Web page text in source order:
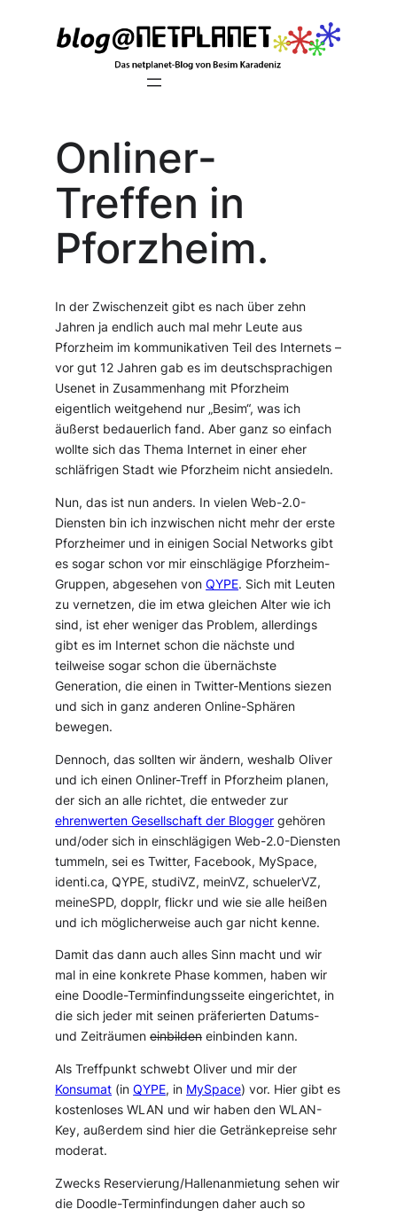
Onliner-
Treffen in
Pforzheim.
In der Zwischenzeit gibt es nach über zehn
Jahren ja endlich auch mal mehr Leute aus
Pforzheim im kommunikativen Teil des Internets –
vor gut 12 Jahren gab es im deutschsprachigen
Usenet in Zusammenhang mit Pforzheim
eigentlich weitgehend nur „Besim“, was ich
äußerst bedauerlich fand. Aber ganz so einfach
wollte sich das Thema Internet in einer eher
schläfrigen Stadt wie Pforzheim nicht ansiedeln.
Nun, das ist nun anders. In vielen Web-2.0-
Diensten bin ich inzwischen nicht mehr der erste
Pforzheimer und in einigen Social Networks gibt
es sogar schon vor mir einschlägige Pforzheim-
Gruppen, abgesehen vonQYPE. Sich mit Leuten
zu vernetzen, die im etwa gleichen Alter wie ich
sind, ist eher weniger das Problem, allerdings
gibt es im Internet schon die nächste und
teilweise sogar schon die übernächste
Generation, die einen in Twitter-Mentions siezen
und sich in ganz anderen Online-Sphären
bewegen.
Dennoch, das sollten wir ändern, weshalb Oliver
und ich einen Onliner-Treff in Pforzheim planen,
der sich an alle richtet, die entweder zur
ehrenwerten Gesellschaft der Blogger gehören
und/oder sich in einschlägigen Web-2.0-Diensten
tummeln, sei es Twitter, Facebook, MySpace,
identi.ca, QYPE, studiVZ, meinVZ, schuelerVZ,
meineSPD, dopplr, flickr und wie sie alle heißen
und ich möglicherweise auch gar nicht kenne.
Damit das dann auch alles Sinn macht und wir
mal in eine konkrete Phase kommen, haben wir
eine Doodle-Terminfindungsseite eingerichtet, in
die sich jeder mit seinen präferierten Datums-
und Zeiträumeneinbilden einbinden kann.
Als Treffpunkt schwebt Oliver und mir der
Konsumat (inQYPE, in MySpace) vor. Hier gibt es
kostenloses WLAN und wir haben den WLAN-
Key, außerdem sind hier die Getränkepreise sehr
moderat.
Zwecks Reservierung/Hallenanmietung sehen wir
die Doodle-Terminfindungen daher auch so